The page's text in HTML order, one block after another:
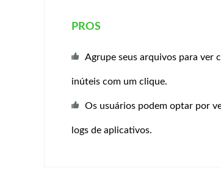
PROS
Agrupe seus arquivos para ver
inúteis com um clique.
Os usuários podem optar por
logs de aplicativos.